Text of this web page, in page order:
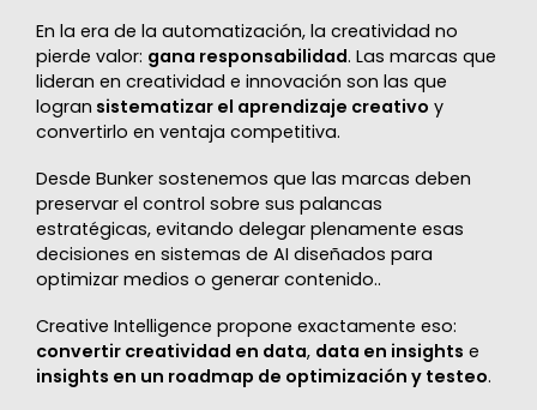
En la era de la automatización, la creatividad no
pierde valor: gana responsabilidad. Las marcas que
lideran en creatividad e innovación son las que
logran sistematizar el aprendizaje creativo y
convertirlo en ventaja competitiva.
Desde Bunker sostenemos que las marcas deben
preservar el control sobre sus palancas
estratégicas, evitando delegar plenamente esas
decisiones en sistemas de AI diseñados para
optimizar medios o generar contenido..
Creative Intelligence propone exactamente eso:
convertir creatividad en data, data en insights e
insights en un roadmap de optimización y testeo.